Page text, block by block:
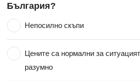
България?
Непосилно скъпи
Цените са нормални за
разумно